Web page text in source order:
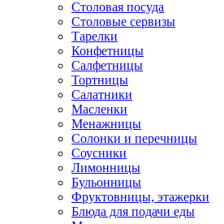
Столовая посуда
Столовые сервизы
Тарелки
Конфетницы
Салфетницы
Тортницы
Салатники
Масленки
Менажницы
Солонки и перечницы
Соусники
Лимонницы
Бульонницы
Фруктовницы, этажерки
Блюда для подачи еды